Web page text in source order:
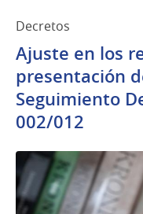
Decretos
Ajuste en los
presentación
Seguimiento
002/012